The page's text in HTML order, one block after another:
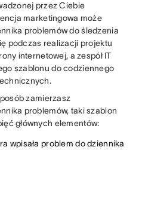
przez Ciebie
marketingowa może
problemów do śledzenia
podczas realizacji projektu
internetowej, a zespół IT
szablonu do codziennego
zamierzasz
problemów, taki szablon
głównych elementów:
wpisała problem do dziennika